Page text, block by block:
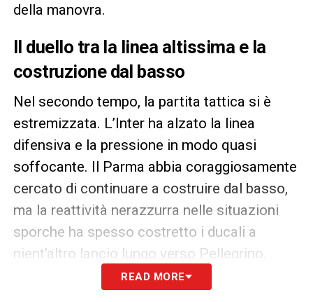
della manovra.
Il duello tra la linea altissima e la
costruzione dal basso
Nel secondo tempo, la partita tattica si è
estremizzata. L’Inter ha alzato la linea
difensiva e la pressione in modo quasi
soffocante. Il Parma abbia coraggiosamente
cercato di continuare a costruire dal basso,
ma la reattività nerazzurra nelle situazioni
sporche ha spesso costretto i ducali a
nient’altro lancio lungo verso Pellegrino.
Il paradosso dello spreco e la
READ MORE